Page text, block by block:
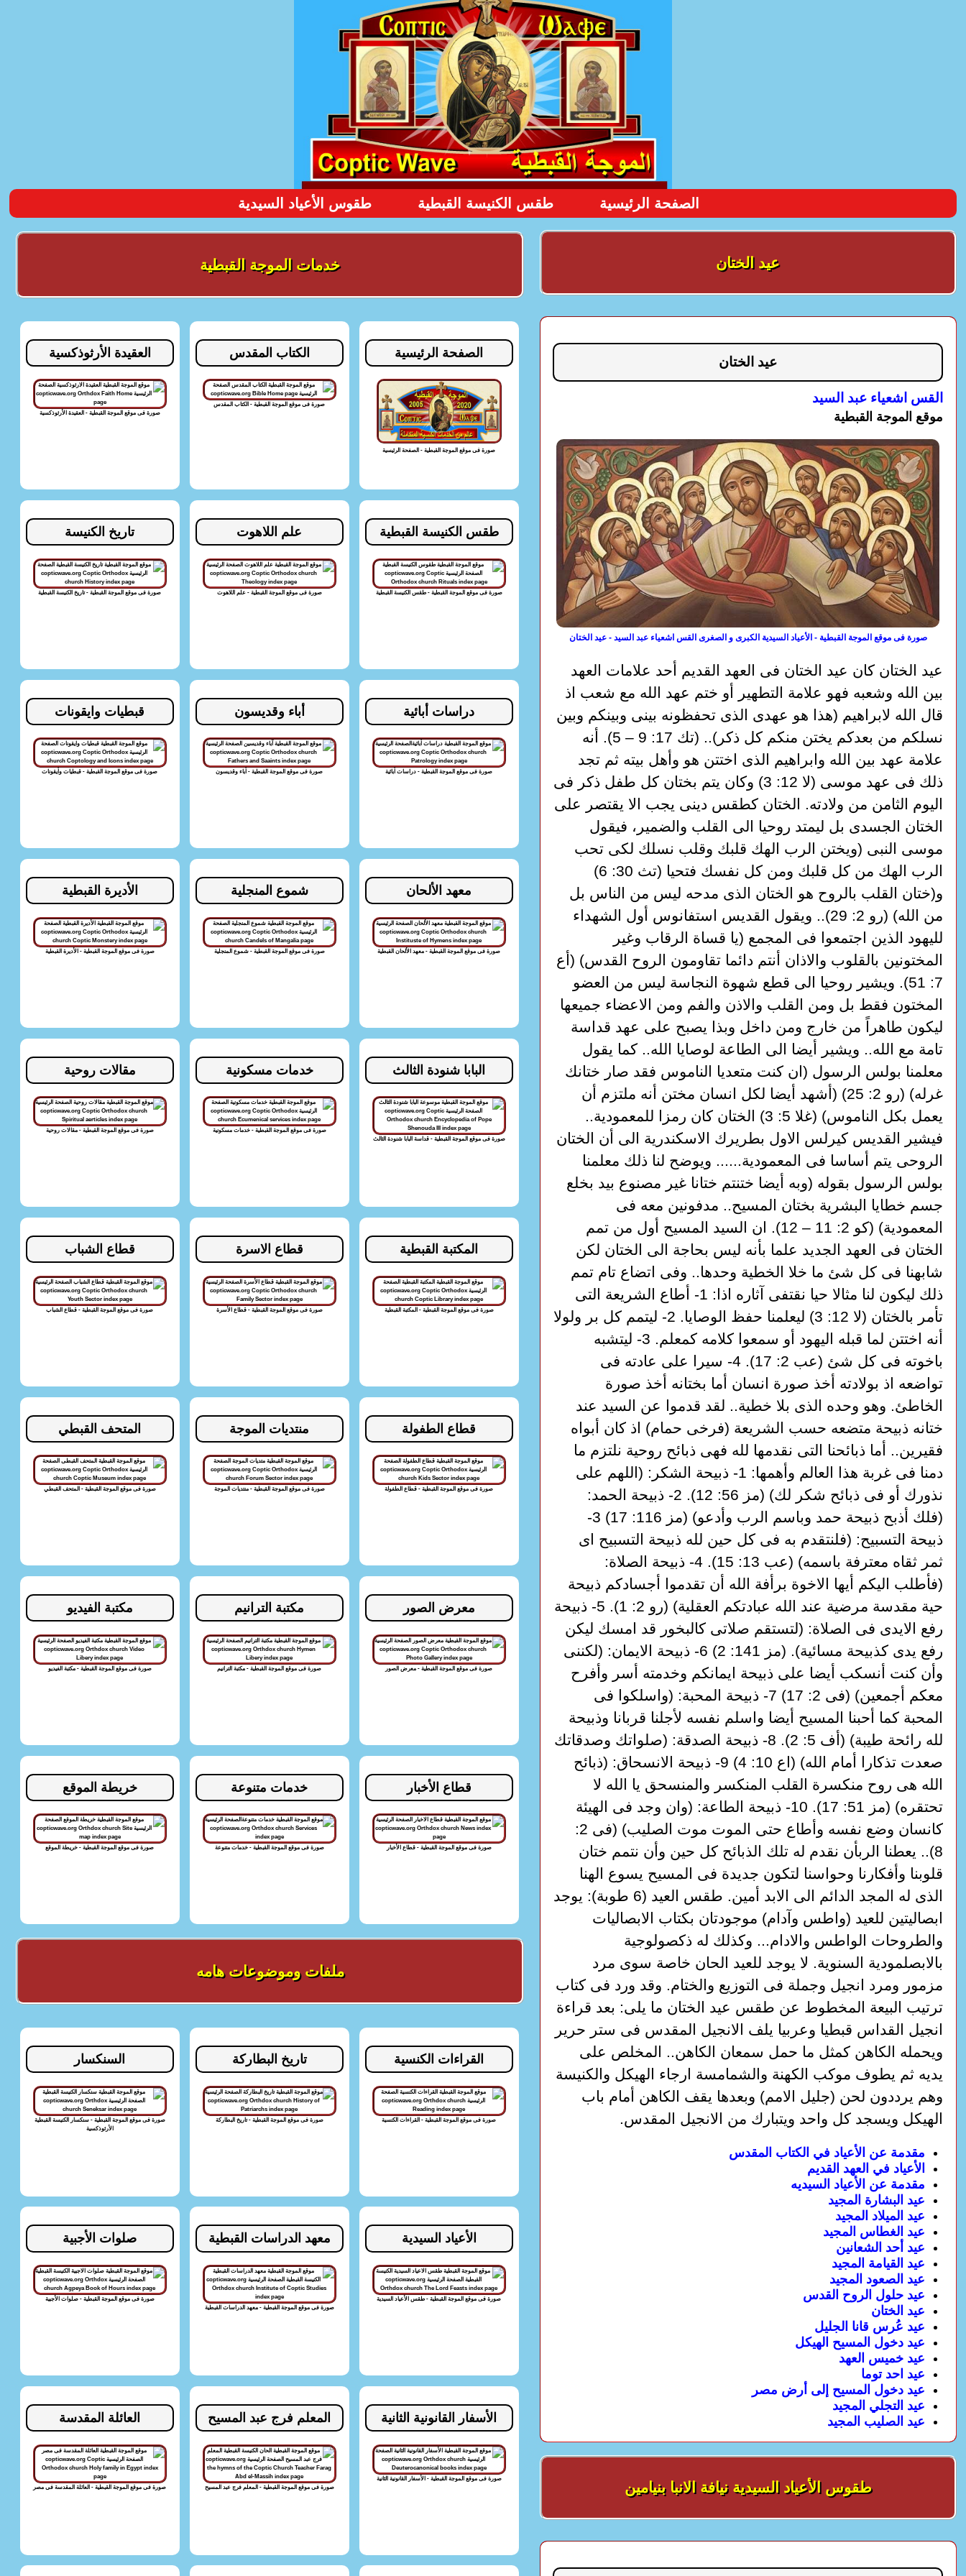
الصفحة الرئيسية طقس الكنيسة القبطية طقوس الأعياد السيدية
عيد الختان
عيد الختان
القس اشعياء عبد السيد
موقع الموجة القبطية
صورة فى موقع الموجة القبطية - الأعياد السيدية الكبرى و الصغرى القس اشعياء عبد السيد - عيد الختان
عيد الختان كان عيد الختان فى العهد القديم أحد علامات العهد
بين الله وشعبه فهو علامة التطهير أو ختم عهد الله مع شعب اذ
قال الله لابراهيم (هذا هو عهدى الذى تحفظونه بينى وبينكم وبين
نسلكم من بعدكم يختن منكم كل ذكر).. (تك 17: 9 – 5). أنه
علامة عهد بين الله وابراهيم الذى اختتن هو وأهل بيته ثم تجد
ذلك فى عهد موسى (لا 12: 3) وكان يتم بختان كل طفل ذكر فى
اليوم الثامن من ولادته. الختان كطقس دينى يجب الا يقتصر على
الختان الجسدى بل ليمتد روحيا الى القلب والضمير، فيقول
موسى النبى (ويختن الرب الهك قلبك وقلب نسلك لكى تحب
الرب الهك من كل قلبك ومن كل نفسك فتحيا (تث 30: 6)
و(ختان القلب بالروح هو الختان الذى مدحه ليس من الناس بل
من الله) (رو 2: 29).. ويقول القديس استفانوس أول الشهداء
لليهود الذين اجتمعوا فى المجمع (يا قساة الرقاب وغير
المختونين بالقلوب والاذان أنتم دائما تقاومون الروح القدس) (أع
7: 51). ويشير روحيا الى قطع شهوة النجاسة ليس من العضو
المختون فقط بل ومن القلب والاذن والفم ومن الاعضاء جميعها
ليكون طاهراً من خارج ومن داخل وبذا يصبح على عهد قداسة
تامة مع الله.. ويشير أيضا الى الطاعة لوصايا الله.. كما يقول
معلمنا بولس الرسول (ان كنت متعديا الناموس فقد صار ختانك
غرله) (رو 2: 25) (أشهد أيضا لكل انسان مختن أنه ملتزم أن
يعمل بكل الناموس) (غلا 5: 3) الختان كان رمزا للمعمودية..
فيشير القديس كيرلس الاول بطريرك الاسكندرية الى أن الختان
الروحى يتم أساسا فى المعمودية...... ويوضح لنا ذلك معلمنا
بولس الرسول بقوله (وبه أيضا ختنتم ختانا غير مصنوع بيد بخلع
جسم خطايا البشرية بختان المسيح.. مدفونين معه فى
المعمودية) (كو 2: 11 – 12). ان السيد المسيح أول من تمم
الختان فى العهد الجديد علما بأنه ليس بحاجة الى الختان لكن
شابهنا فى كل شئ ما خلا الخطية وحدها.. وفى اتضاع تام تمم
ذلك ليكون لنا مثالا حيا نقتفى آثاره اذا: 1- أطاع الشريعة التى
تأمر بالختان (لا 12: 3) ليعلمنا حفظ الوصايا. 2- ليتمم كل بر ولولا
أنه اختتن لما قبله اليهود أو سمعوا كلامه كمعلم. 3- ليتشبه
باخوته فى كل شئ (عب 2: 17). 4- سيرا على عادته فى
تواضعه اذ بولادته أخذ صورة انسان أما بختانه أخذ صورة
الخاطئ. وهو وحده الذى بلا خطية.. لقد قدموا عن السيد عند
ختانه ذبيحة متضعه حسب الشريعة (فرخى حمام) اذ كان أبواه
فقيرين.. أما ذبائحنا التى نقدمها لله فهى ذبائح روحية نلتزم ما
دمنا فى غربة هذا العالم وأهمها: 1- ذبيحة الشكر: (اللهم على
نذورك أو فى ذبائح شكر لك) (مز 56: 12). 2- ذبيحة الحمد:
(فلك أذبح ذبيحة حمد وباسم الرب وأدعو) (مز 116: 17) 3-
ذبيحة التسبيح: (فلنتقدم به فى كل حين لله ذبيحة التسبيح اى
ثمر ثقاه معترفة باسمه) (عب 13: 15). 4- ذبيحة الصلاة:
(فأطلب اليكم أيها الاخوة برأفة الله أن تقدموا أجسادكم ذبيحة
حية مقدسة مرضية عند الله عبادتكم العقلية) (رو 2: 1). 5- ذبيحة
رفع الايدى فى الصلاة: (لتستقم صلاتى كالبخور قد امسك ليكن
رفع يدى كذبيحة مسائية). (مز 141: 2) 6- ذبيحة الايمان: (لكننى
وأن كنت أنسكب أيضا على ذبيحة ايمانكم وخدمته أسر وأفرح
معكم أجمعين) (فى 2: 17) 7- ذبيحة المحبة: (واسلكوا فى
المحبة كما أحبنا المسيح أيضا واسلم نفسه لأجلنا قربانا وذبيحة
لله رائحة طيبة) (أف 5: 2). 8- ذبيحة الصدقة: (صلواتك وصدقاتك
صعدت تذكارا أمام الله) (اع 10: 4) 9- ذبيحة الانسحاق: (ذبائح
الله هى روح منكسرة القلب المنكسر والمنسحق يا الله لا
تحتقره) (مز 51: 17). 10- ذبيحة الطاعة: (وان وجد فى الهيئة
كانسان وضع نفسه وأطاع حتى الموت موت الصليب) (فى 2:
8).. يعطنا الربأن نقدم له تلك الذبائح كل حين وأن نتمم ختان
قلوبنا وأفكارنا وحواسنا لتكون جديدة فى المسيح يسوع الهنا
الذى له المجد الدائم الى الابد أمين. طقس العيد (6 طوبة): يوجد
ابصاليتين للعيد (واطس وآدام) موجودتان بكتاب الابصاليات
والطروحات الواطس والادام... وكذلك له ذكصولوجية
بالابصلمودية السنوية. لا يوجد للعيد الحان خاصة سوى مرد
مزمور ومرد انجيل وجملة فى التوزيع والختام. وقد ورد فى كتاب
ترتيب البيعة المخطوط عن طقس عيد الختان ما يلى: بعد قراءة
انجيل القداس قبطيا وعربيا يلف الانجيل المقدس فى ستر حرير
ويحمله الكاهن كمثل ما حمل سمعان الكاهن.. المخلص على
يديه ثم يطوف موكب الكهنة والشمامسة ارجاء الهيكل والكنيسة
وهم يرددون لحن (جليل الامم) وبعدها يقف الكاهن أمام باب
الهيكل ويسجد كل واحد ويتبارك من الانجيل المقدس.
مقدمة عن الأعياد في الكتاب المقدس
الأعياد في العهد القديم
مقدمة عن الأعياد السيديه
عيد البشارة المجيد
عيد الميلاد المجيد
عيد الغطاس المجيد
عيد أحد الشعانين
عيد القيامة المجيد
عيد الصعود المجيد
عيد حلول الروح القدس
عيد الختان
عيد عُرس قانا الجليل
عيد دخول المسيح الهيكل
عيد خميس العهد
عيد احد توما
عيد دخول المسيح إلى أرض مصر
عيد التجلي المجيد
عيد الصليب المجيد
طقوس الأعياد السيدية نيافة الانبا بنيامين
خدمات الموجة القبطية
الصفحة الرئيسية
صورة فى موقع الموجة القبطية - الصفحة الرئيسية
الكتاب المقدس
صورة فى موقع الموجة القبطية - الكتاب المقدس
العقيدة الأرثوذكسية
صورة فى موقع الموجة القبطية - العقيدة الأرثوذكسية
طقس الكنيسة القبطية
صورة فى موقع الموجة القبطية - طقس الكنيسة القبطية
علم اللاهوت
صورة فى موقع الموجة القبطية - علم اللاهوت
تاريخ الكنيسة
صورة فى موقع الموجة القبطية - تاريخ الكنيسة القبطية
دراسات أبائية
صورة فى موقع الموجة القبطية - دراسات أبائية
أباء وقديسون
صورة فى موقع الموجة القبطية - أباء وقديسون
قبطيات وايقونات
صورة فى موقع الموجة القبطية - قبطيات وأيقونات
معهد الألحان
صورة فى موقع الموجة القبطية - معهد الألحان القبطية
شموع المنجلية
صورة فى موقع الموجة القبطية - شموع المنجلية
الأديرة القبطية
صورة فى موقع الموجة القبطية - الأديرة القبطية
البابا شنودة الثالث
صورة فى موقع الموجة القبطية - قداسة البابا شنودة الثالث
خدمات مسكونية
صورة فى موقع الموجة القبطية - خدمات مسكونية
مقالات روحية
صورة فى موقع الموجة القبطية - مقالات روحية
المكتبة القبطية
صورة فى موقع الموجة القبطية - المكتبة القبطية
قطاع الاسرة
صورة فى موقع الموجة القبطية - قطاع الأسرة
قطاع الشباب
صورة فى موقع الموجة القبطية - قطاع الشباب
قطاع الطفولة
صورة فى موقع الموجة القبطية - قطاع الطفولة
منتديات الموجة
صورة فى موقع الموجة القبطية - منتديات الموجة
المتحف القبطي
صورة فى موقع الموجة القبطية - المتحف القبطي
معرض الصور
صورة فى موقع الموجة القبطية - معرض الصور
مكتبة الترانيم
صورة فى موقع الموجة القبطية - مكتبة الترانيم
مكتبة الفيديو
صورة فى موقع الموجة القبطية - مكتبة الفيديو
قطاع الأخبار
صورة فى موقع الموجة القبطية - قطاع الأخبار
خدمات متنوعة
صورة فى موقع الموجة القبطية - خدمات متنوعة
خريطة الموقع
صورة فى موقع الموجة القبطية - خريطة الموقع
ملفات وموضوعات هامه
القراءات الكنسية
صورة فى موقع الموجة القبطية - القراءات الكنسية
تاريخ البطاركة
صورة فى موقع الموجة القبطية - تاريخ البطاركة
السنكسار
صورة فى موقع الموجة القبطية - سنكسار الكنيسة القبطية
الأرثوذكسية
الأعياد السيدية
صورة فى موقع الموجة القبطية - طقس الأعياد السيدية
معهد الدراسات القبطية
صورة فى موقع الموجة القبطية - معهد الدراسات القبطية
صلوات الأجبية
صورة فى موقع الموجة القبطية - صلوات الأجبية
الأسفار القانونية الثانية
صورة فى موقع الموجة القبطية - الأسفار القانونية الثانية
المعلم فرج عبد المسيح
صورة فى موقع الموجة القبطية - المعلم فرج عبد المسيح
العائلة المقدسة
صورة فى موقع الموجة القبطية - العائلة المقدسة فى مصر